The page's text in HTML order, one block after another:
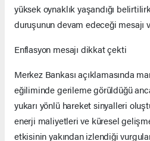
yüksek oynaklık yaşandığı
duruşunun devam edeceği mesajı
Enflasyon mesajı dikkat çekti
Merkez Bankası açıklamasında
eğiliminde gerileme görüldüğü
yukarı yönlü hareket sinyalleri
enerji maliyetleri ve küresel
etkisinin yakından izlendiği